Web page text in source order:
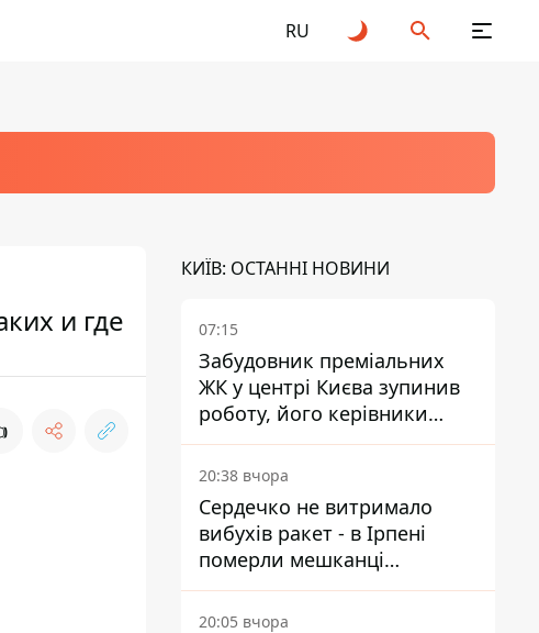
RU
и где
КИЇВ: ОСТАННІ НОВИНИ
07:15
Забудовник преміальних
ЖК у центрі Києва зупинив
роботу, його керівники
втекли з України - Bihus.info
20:38 вчора
Сердечко не витримало
вибухів ракет - в Ірпені
померли мешканці
притулку для собак з
інвалідністю
20:05 вчора